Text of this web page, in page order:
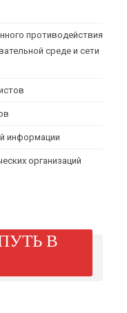
противодействия
среде и сети
информации
организаций
В